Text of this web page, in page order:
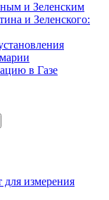
и Зеленским
и Зеленского:
в Газе
для измерения